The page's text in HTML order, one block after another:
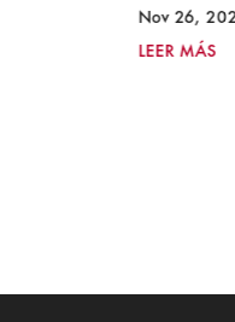
Nov 26,
LEER MÁS